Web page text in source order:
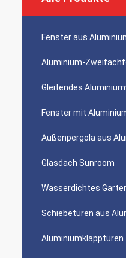
Fenster aus
Aluminium-
Gleitendes
Fenster mit
Außenpergola aus
Glasdach Sunroom
Wasserdichtes
Schiebetüren aus
Aluminiumklapptüren